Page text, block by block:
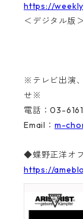
https://
＜デジタル版
※テレビ出演
せ※
電話：03-
Email： m-
◆蝶野正洋オ
https://